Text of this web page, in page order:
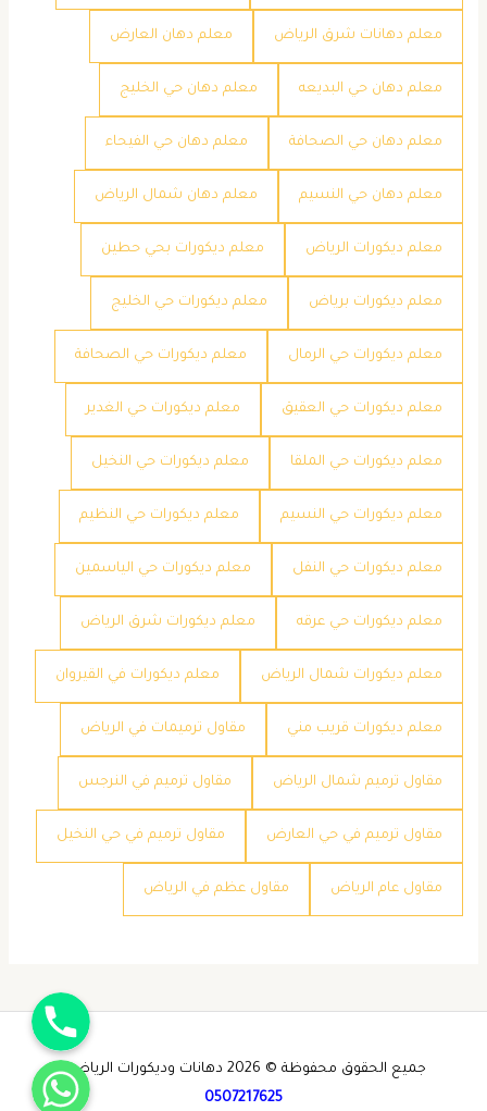
معلم دهانات شرق الرياض معلم دهان العارض
معلم دهان حي البديعه معلم دهان حي الخليج
معلم دهان حي الصحافة معلم دهان حي الفيحاء
معلم دهان حي النسيم معلم دهان شمال الرياض
معلم ديكورات الرياض معلم ديكورات بحي حطين
معلم ديكورات برياض معلم ديكورات حي الخليج
معلم ديكورات حي الرمال معلم ديكورات حي الصحافة
معلم ديكورات حي العقيق معلم ديكورات حي الغدير
معلم ديكورات حي الملقا معلم ديكورات حي النخيل
معلم ديكورات حي النسيم معلم ديكورات حي النظيم
معلم ديكورات حي النفل معلم ديكورات حي الياسمين
معلم ديكورات حي عرقه معلم ديكورات شرق الرياض
معلم ديكورات شمال الرياض معلم ديكورات في القيروان
معلم ديكورات قريب مني مقاول ترميمات في الرياض
مقاول ترميم شمال الرياض مقاول ترميم في النرجس
مقاول ترميم في حي العارض مقاول ترميم في حي النخيل
مقاول عام الرياض مقاول عظم في الرياض
جميع الحقوق محفوظة © 2026 دهانات وديكورات الرياض -
0507217625
جوال
واتساب